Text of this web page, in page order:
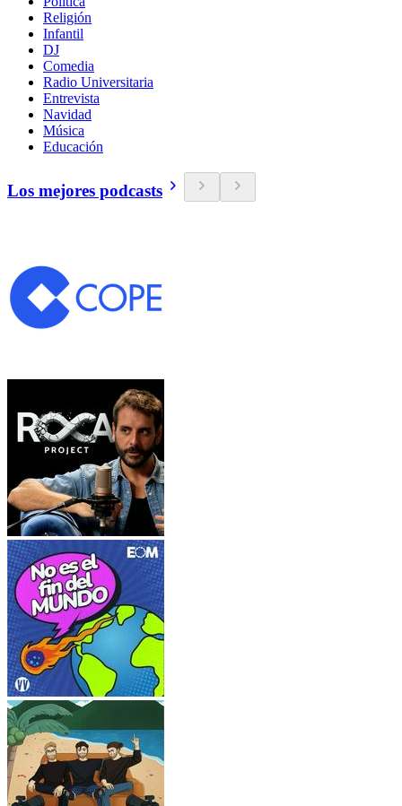
Religión
Infantil
DJ
Comedia
Radio Universitaria
Entrevista
Navidad
Música
Educación
Los mejores podcasts